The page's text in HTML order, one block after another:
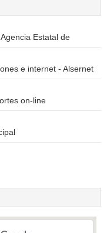
Estatal de
e internet - Alsernet
on-line